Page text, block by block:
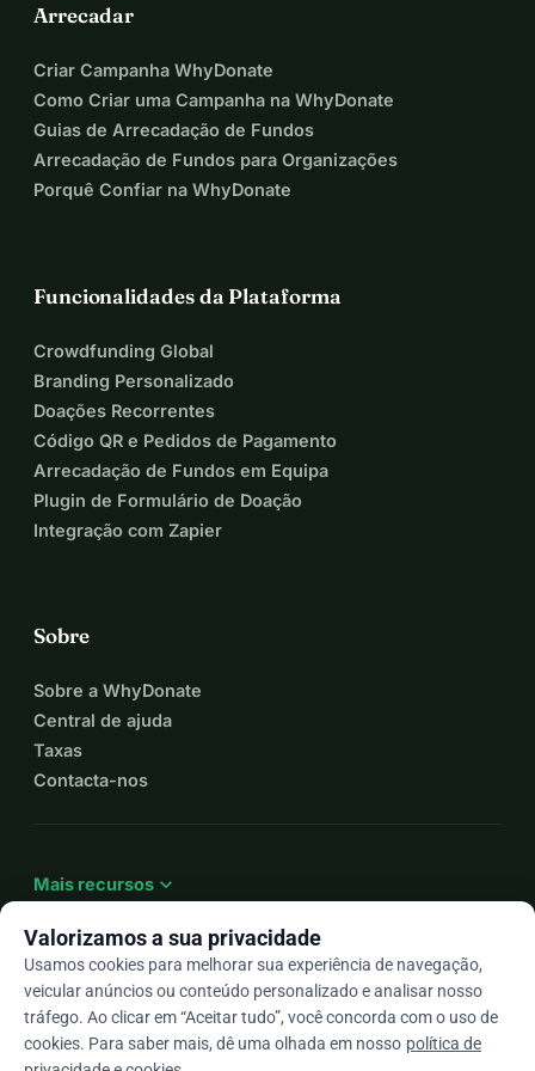
Arrecadar
Criar Campanha WhyDonate
Como Criar uma Campanha na WhyDonate
Guias de Arrecadação de Fundos
Arrecadação de Fundos para Organizações
Porquê Confiar na WhyDonate
Funcionalidades da Plataforma
Crowdfunding Global
Branding Personalizado
Doações Recorrentes
Código QR e Pedidos de Pagamento
Arrecadação de Fundos em Equipa
Plugin de Formulário de Doação
Integração com Zapier
Sobre
Sobre a WhyDonate
Central de ajuda
Taxas
Contacta-nos
Mais recursos expand_more
Ptarrow_drop_down
★★★★★4,9 / 5 com base em mais de 500 avaliações
Valorizamos a sua privacidade
Usamos cookies para melhorar sua experiência de navegação,
veicular anúncios ou conteúdo personalizado e analisar nosso
tráfego. Ao clicar em “Aceitar tudo”, você concorda com o uso de
cookies. Para saber mais, dê uma olhada em nosso política de